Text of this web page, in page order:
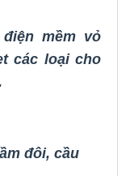
mềm vỏ
các loại cho
đôi, cầu